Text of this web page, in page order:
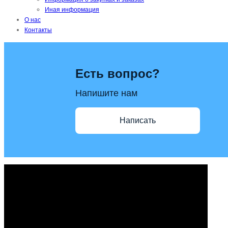
Иная информация
О нас
Контакты
Есть вопрос?
Напишите нам
Написать